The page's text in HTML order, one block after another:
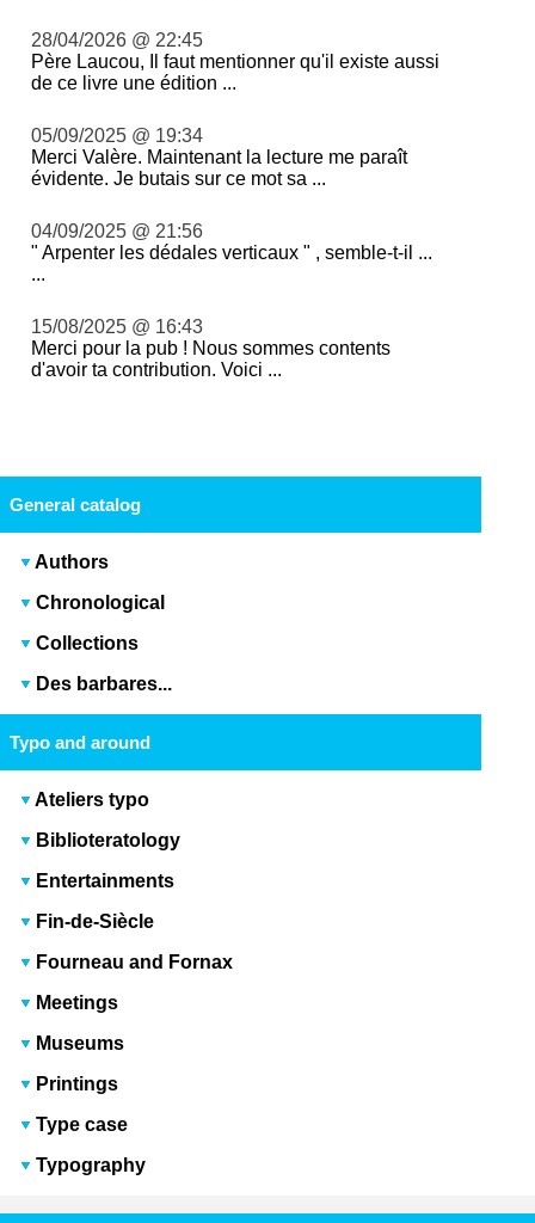
28/04/2026 @ 22:45
Père Laucou, Il faut mentionner qu'il existe aussi
de ce livre une édition ...
05/09/2025 @ 19:34
Merci Valère. Maintenant la lecture me paraît
évidente. Je butais sur ce mot sa ...
04/09/2025 @ 21:56
" Arpenter les dédales verticaux " , semble-t-il ...
...
15/08/2025 @ 16:43
Merci pour la pub ! Nous sommes contents
d'avoir ta contribution. Voici ...
General catalog
Authors
Chronological
Collections
Des barbares...
Typo and around
Ateliers typo
Biblioteratology
Entertainments
Fin-de-Siècle
Fourneau and Fornax
Meetings
Museums
Printings
Type case
Typography